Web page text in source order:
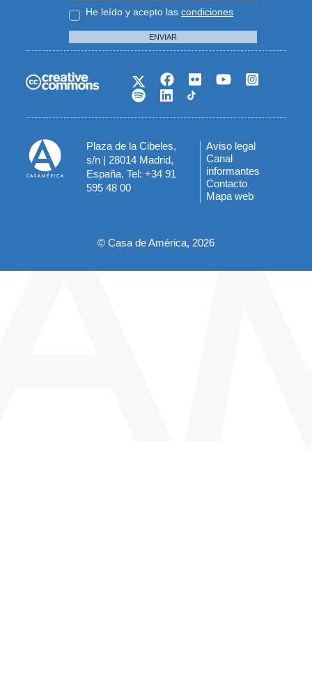
He leído y acepto las condiciones
ENVIAR
Plaza de la Cibeles,
s/n | 28014 Madrid,
España. Tel: +34 91
595 48 00
Menú
del
pie
Aviso legal
Canal
informantes
Contacto
Mapa web
© Casa de América, 2026